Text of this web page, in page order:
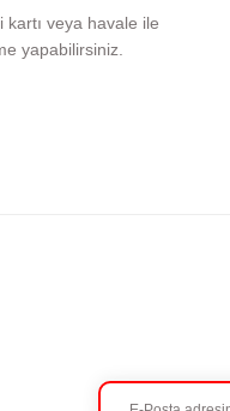
kartı veya havale ile
yapabilirsiniz.